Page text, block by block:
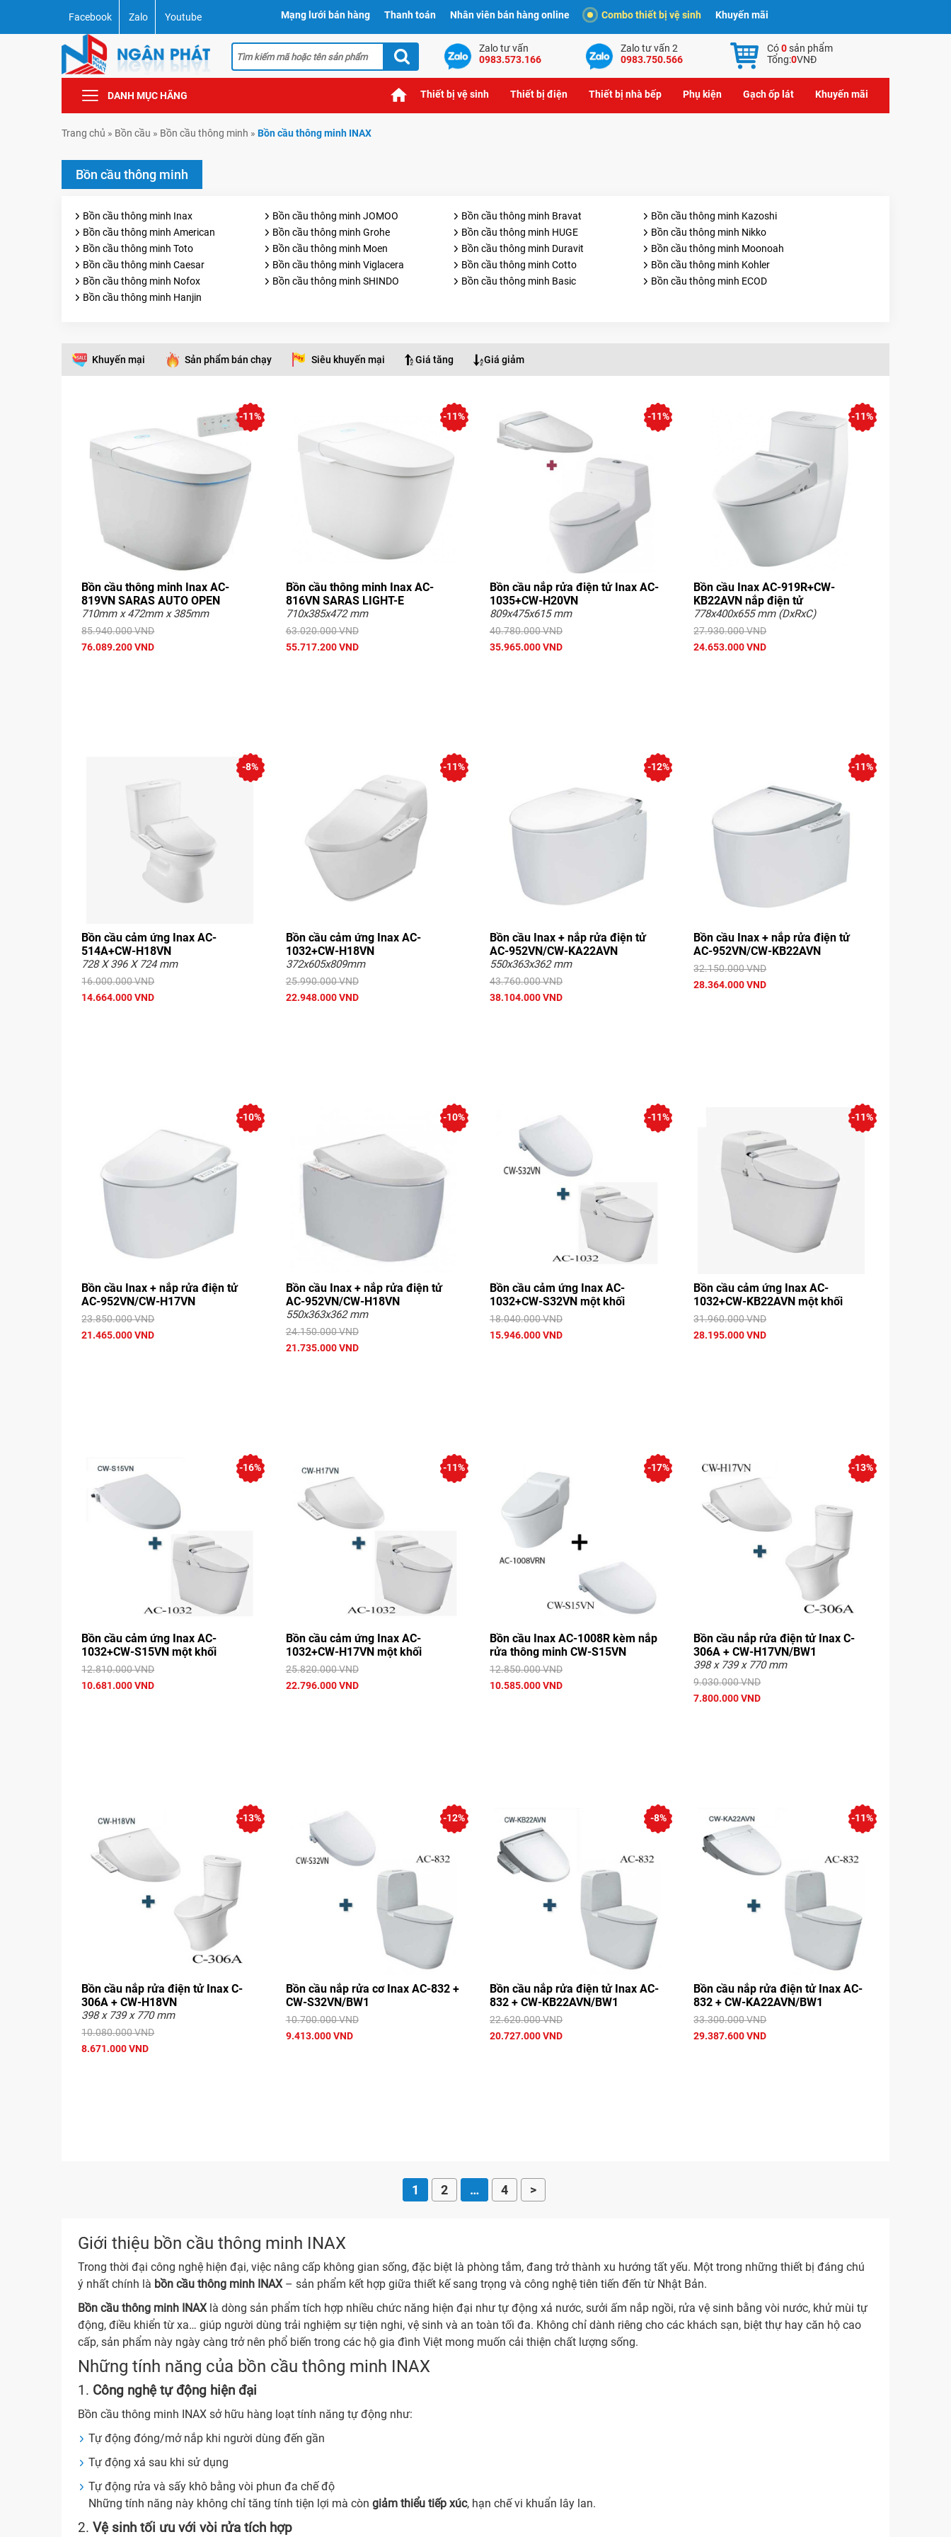
Facebook Zalo Youtube Mạng lưới bán hàng Thanh toán Nhân viên bán hàng online Combo thiết bị vệ sinh Khuyến mãi
Zalo tư vấn
0983.573.166
Zalo tư vấn 2
0983.750.566
Có0sản phẩm
Tổng:0VNĐ
DANH MỤC HÃNG Thiết bị vệ sinh Thiết bị điện Thiết bị nhà bếp Phụ kiện Gạch ốp lát Khuyến mãi
Trang chủ » Bồn cầu » Bồn cầu thông minh » Bồn cầu thông minh INAX
Bồn cầu thông minh
Bồn cầu thông minh Inax Bồn cầu thông minh JOMOO Bồn cầu thông minh Bravat
Bồn cầu thông minh Kazoshi
Bồn cầu thông minh American
Bồn cầu thông minh Grohe Bồn cầu thông minh HUGE
Bồn cầu thông minh Nikko
Bồn cầu thông minh Toto
Bồn cầu thông minh Moen Bồn cầu thông minh Duravit
Bồn cầu thông minh Moonoah
Bồn cầu thông minh Caesar
Bồn cầu thông minh Viglacera Bồn cầu thông minh Cotto
Bồn cầu thông minh Kohler
Bồn cầu thông minh Nofox
Bồn cầu thông minh SHINDO Bồn cầu thông minh Basic
Bồn cầu thông minh ECOD
Bồn cầu thông minh Hanjin
Khuyến mại Sản phẩm bán chạy Siêu khuyến mại Giá tăng Giá giảm
Bồn cầu thông minh Inax AC-
819VN SARAS AUTO OPEN
710mm x 472mm x 385mm
85.940.000 VND
76.089.200 VND
-11%
Bồn cầu thông minh Inax AC-
816VN SARAS LIGHT-E
710x385x472 mm
63.020.000 VND
55.717.200 VND
-11%
Bồn cầu nắp rửa điện tử Inax AC-
1035+CW-H20VN
809x475x615 mm
40.780.000 VND
35.965.000 VND
-11%
Bồn cầu Inax AC-919R+CW-
KB22AVN nắp điện tử
778x400x655 mm (DxRxC)
27.930.000 VND
24.653.000 VND
-11%
Bồn cầu cảm ứng Inax AC-
514A+CW-H18VN
728 X 396 X 724 mm
16.000.000 VND
14.664.000 VND
-8%
Bồn cầu cảm ứng Inax AC-
1032+CW-H18VN
372x605x809mm
25.990.000 VND
22.948.000 VND
-11%
Bồn cầu Inax + nắp rửa điện tử
AC-952VN/CW-KA22AVN
550x363x362 mm
43.760.000 VND
38.104.000 VND
-12%
Bồn cầu Inax + nắp rửa điện tử
AC-952VN/CW-KB22AVN
32.150.000 VND
28.364.000 VND
-11%
Bồn cầu Inax + nắp rửa điện tử
AC-952VN/CW-H17VN
23.850.000 VND
21.465.000 VND
-10%
Bồn cầu Inax + nắp rửa điện tử
AC-952VN/CW-H18VN
550x363x362 mm
24.150.000 VND
21.735.000 VND
-10%
Bồn cầu cảm ứng Inax AC-
1032+CW-S32VN một khối
18.040.000 VND
15.946.000 VND
-11%
Bồn cầu cảm ứng Inax AC-
1032+CW-KB22AVN một khối
31.960.000 VND
28.195.000 VND
-11%
Bồn cầu cảm ứng Inax AC-
1032+CW-S15VN một khối
12.810.000 VND
10.681.000 VND
-16%
Bồn cầu cảm ứng Inax AC-
1032+CW-H17VN một khối
25.820.000 VND
22.796.000 VND
-11%
Bồn cầu Inax AC-1008R kèm nắp
rửa thông minh CW-S15VN
12.850.000 VND
10.585.000 VND
-17%
Bồn cầu nắp rửa điện tử Inax C-
306A + CW-H17VN/BW1
398 x 739 x 770 mm
9.030.000 VND
7.800.000 VND
-13%
Bồn cầu nắp rửa điện tử Inax C-
306A + CW-H18VN
398 x 739 x 770 mm
10.080.000 VND
8.671.000 VND
-13%
Bồn cầu nắp rửa cơ Inax AC-832 +
CW-S32VN/BW1
10.700.000 VND
9.413.000 VND
-12%
Bồn cầu nắp rửa điện tử Inax AC-
832 + CW-KB22AVN/BW1
22.620.000 VND
20.727.000 VND
-8%
Bồn cầu nắp rửa điện tử Inax AC-
832 + CW-KA22AVN/BW1
33.300.000 VND
29.387.600 VND
-11%
1 2 … 4 >
Giới thiệu bồn cầu thông minh INAX
Trong thời đại công nghệ hiện đại, việc nâng cấp không gian sống, đặc biệt là phòng tắm, đang trở thành xu hướng tất yếu. Một trong những thiết bị đáng chú
ý nhất chính là bồn cầu thông minh INAX– sản phẩm kết hợp giữa thiết kế sang trọng và công nghệ tiên tiến đến từ Nhật Bản.
Bồn cầu thông minh INAXlà dòng sản phẩm tích hợp nhiều chức năng hiện đại như tự động xả nước, sưởi ấm nắp ngồi, rửa vệ sinh bằng vòi nước, khử mùi tự
động, điều khiển từ xa… giúp người dùng trải nghiệm sự tiện nghi, vệ sinh và an toàn tối đa. Không chỉ dành riêng cho các khách sạn, biệt thự hay căn hộ cao
cấp, sản phẩm này ngày càng trở nên phổ biến trong các hộ gia đình Việt mong muốn cải thiện chất lượng sống.
Những tính năng của bồn cầu thông minh INAX
1. Công nghệ tự động hiện đại
Bồn cầu thông minh INAX sở hữu hàng loạt tính năng tự động như:
Tự động đóng/mở nắp khi người dùng đến gần
Tự động xả sau khi sử dụng
Tự động rửa và sấy khô bằng vòi phun đa chế độ
Những tính năng này không chỉ tăng tính tiện lợi mà còngiảm thiểu tiếp xúc, hạn chế vi khuẩn lây lan.
2.Vệ sinh tối ưu với vòi rửa tích hợp